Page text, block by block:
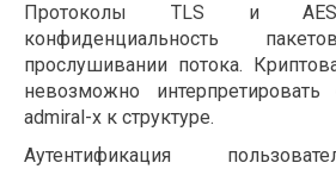
Протоколы TLS и AES
конфиденциальность
прослушивании потока.
невозможно
admiral-x к структуре.
Аутентификация